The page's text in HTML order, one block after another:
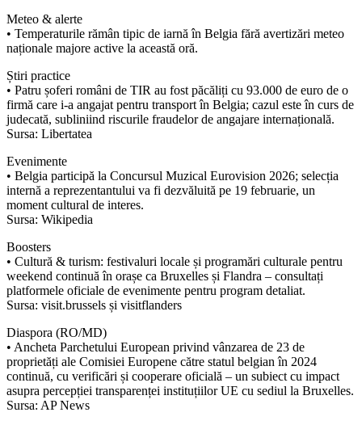
Meteo & alerte
• Temperaturile rămân tipic de iarnă în Belgia fără avertizări meteo
naționale majore active la această oră.
Știri practice
• Patru șoferi români de TIR au fost păcăliți cu 93.000 de euro de o
firmă care i-a angajat pentru transport în Belgia; cazul este în curs de
judecată, subliniind riscurile fraudelor de angajare internațională.
Sursa: Libertatea
Evenimente
• Belgia participă la Concursul Muzical Eurovision 2026; selecția
internă a reprezentantului va fi dezvăluită pe 19 februarie, un
moment cultural de interes.
Sursa: Wikipedia
Boosters
• Cultură & turism: festivaluri locale și programări culturale pentru
weekend continuă în orașe ca Bruxelles și Flandra – consultați
platformele oficiale de evenimente pentru program detaliat.
Sursa: visit.brussels și visitflanders
Diaspora (RO/MD)
• Ancheta Parchetului European privind vânzarea de 23 de
proprietăți ale Comisiei Europene către statul belgian în 2024
continuă, cu verificări și cooperare oficială – un subiect cu impact
asupra percepției transparenței instituțiilor UE cu sediul la Bruxelles.
Sursa: AP News